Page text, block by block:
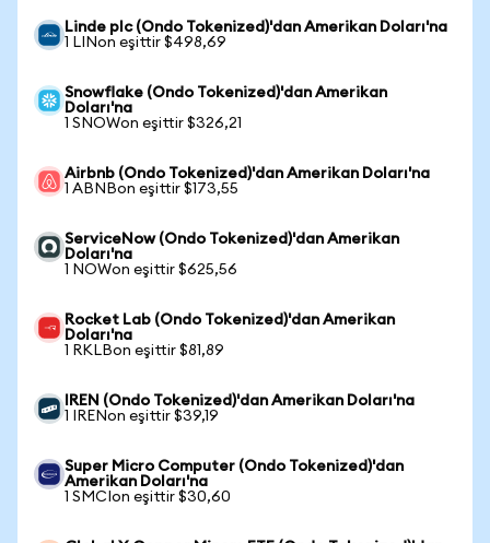
Linde plc (Ondo Tokenized)'dan Amerikan Doları'na
1 LINon eşittir $498,69
Snowflake (Ondo Tokenized)'dan Amerikan
Doları'na
1 SNOWon eşittir $326,21
Airbnb (Ondo Tokenized)'dan Amerikan Doları'na
1 ABNBon eşittir $173,55
ServiceNow (Ondo Tokenized)'dan Amerikan
Doları'na
1 NOWon eşittir $625,56
Rocket Lab (Ondo Tokenized)'dan Amerikan
Doları'na
1 RKLBon eşittir $81,89
IREN (Ondo Tokenized)'dan Amerikan Doları'na
1 IRENon eşittir $39,19
Super Micro Computer (Ondo Tokenized)'dan
Amerikan Doları'na
1 SMCIon eşittir $30,60